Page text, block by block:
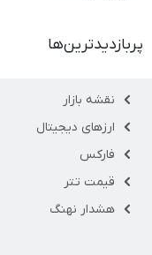
پربازدیدترین‌ها
نقشه بازار
ارزهای دیجیتال
فارکس
قیمت تتر
هشدار نهنگ